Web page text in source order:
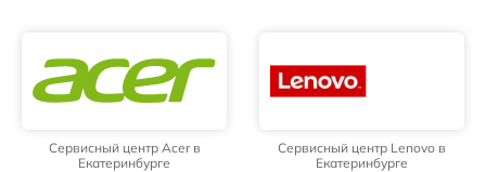
Сервисный центр Acer в
Екатеринбурге
Сервисный центр Lenovo в
Екатеринбурге